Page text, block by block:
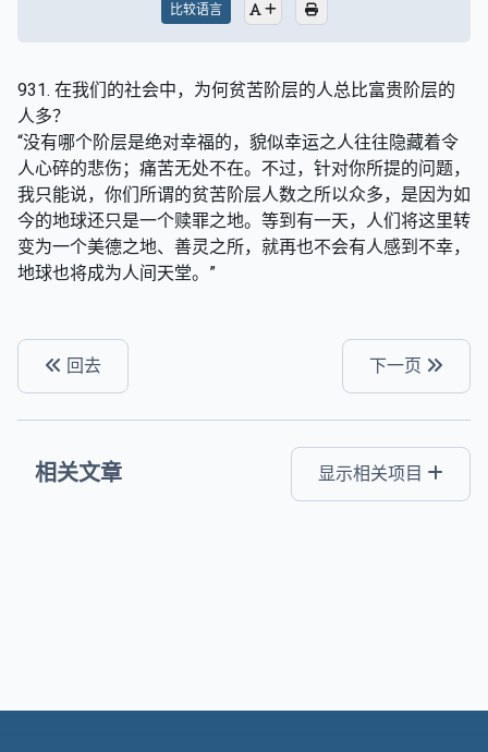
比较语言
931. 在我们的社会中，为何贫苦阶层的人总比富贵阶层的
人多？
“没有哪个阶层是绝对幸福的，貌似幸运之人往往隐藏着令
人心碎的悲伤；痛苦无处不在。不过，针对你所提的问题，
我只能说，你们所谓的贫苦阶层人数之所以众多，是因为如
今的地球还只是一个赎罪之地。等到有一天，人们将这里转
变为一个美德之地、善灵之所，就再也不会有人感到不幸，
地球也将成为人间天堂。”
回去 下一页
相关文章 显示相关项目